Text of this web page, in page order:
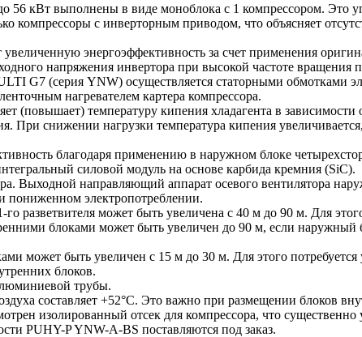
56 кВт выполнены в виде моноблока с 1 компрессором. Это
компрессоры с инверторным приводом, что объясняет
энергоэффективность за счет применения
напряжения инвертора при высокой частоте вращения
G7 (серия YNW) осуществляется статорными обмотками
нагревателем картера компрессора.
(повышает) температуру кипения хладагента в
При снижении нагрузки температура кипения
благодаря применению в наружном блоке
силовой модуль на основе карбида кремния (SiC).
Выходной направляющий аппарат осевого вентилятора
пониженном электропотреблении.
разветвителя может быть увеличена с 40 м до 90 м. Для
блоками может быть увеличен до 90 м, если
может быть увеличен с 15 м до 30 м. Для этого
блоков.
трубы.
составляет +52°С. Это важно при размещении блоков
изолированный отсек для компрессора, что
PUHY-P YNW-A-BS поставляются под заказ.